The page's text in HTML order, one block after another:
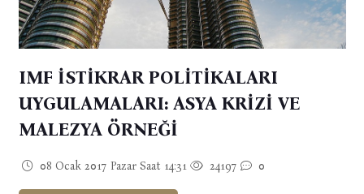
IMF İSTİKRAR POLİTİKALARI
UYGULAMALARI: ASYA KRİZİ VE
MALEZYA ÖRNEĞİ
08 Ocak 2017 Pazar Saat 14:31 24197 0